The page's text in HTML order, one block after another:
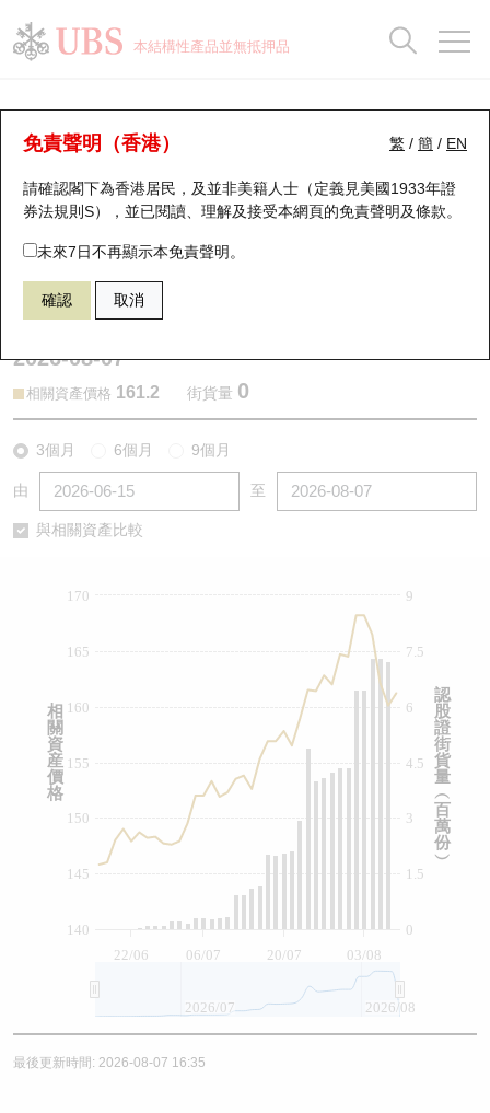
本結構性產品並無抵押品
繁 / 簡 / EN
免責聲明（香港）
請確認閣下為香港居民，及並非美籍人士（定義見美國1933年證
券法規則S），並已閱讀、理解及接受本網頁的免責聲明及條款。
未來7日不再顯示本免責聲明。
確認 取消
認股證分析儀
表現 街貨統計 比較
13729 瑞銀認沽 0005 匯豐控股
2026-08-07
相關資產價格 161.2 街貨量 0
3個月 6個月 9個月
由 至
與相關資產比較
22/06 06/07 20/07 03/08
0
1.5
3
4.5
6
7.5
9
140
145
150
155
160
165
170
2026/07 2026/08
認
股
證
街
貨
量
︵
百
萬
份
︶
相
關
資
産
價
格
最後更新時間: 2026-08-07 16:35
瑞銀認股證一覽
新發行瑞銀認股證
即將到期認股證
認股證到期結算價查詢
認股證分析儀
認股證/牛熊證日誌
街貨統計
比較
牛熊全景快搜
牛熊證搜尋
牛熊證街貨分佈圖
正股牛熊證列表
新發行瑞銀牛熊證
牛熊證到期結算價查詢
牛熊證文件及公告 (瑞信)
街貨統計
比較
十大升幅/跌幅
十大認股證成交分佈
十天股證佔大市成交
資金流
街貨統計
正股分析儀
二十大活躍股份
恒指成份股
國指成份股
科指成份股
中資ETFs溢價比較
收市競價變化
持股比重
顯示所有持股比重
每月輪證大市專題
輪證專欄
講座及教育短片
認股證投資者教育
牛熊證投資者教育